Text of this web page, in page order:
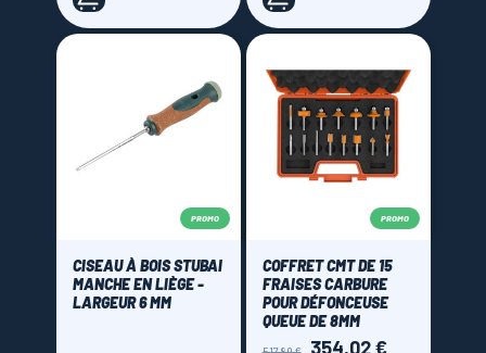
base
base
PROMO
CISEAU À BOIS STUBAI
MANCHE EN LIÈGE -
LARGEUR 6 MM
PROMO
COFFRET CMT DE 15
FRAISES CARBURE
POUR DÉFONCEUSE
QUEUE DE 8MM
Prix
Prix
354,02 €